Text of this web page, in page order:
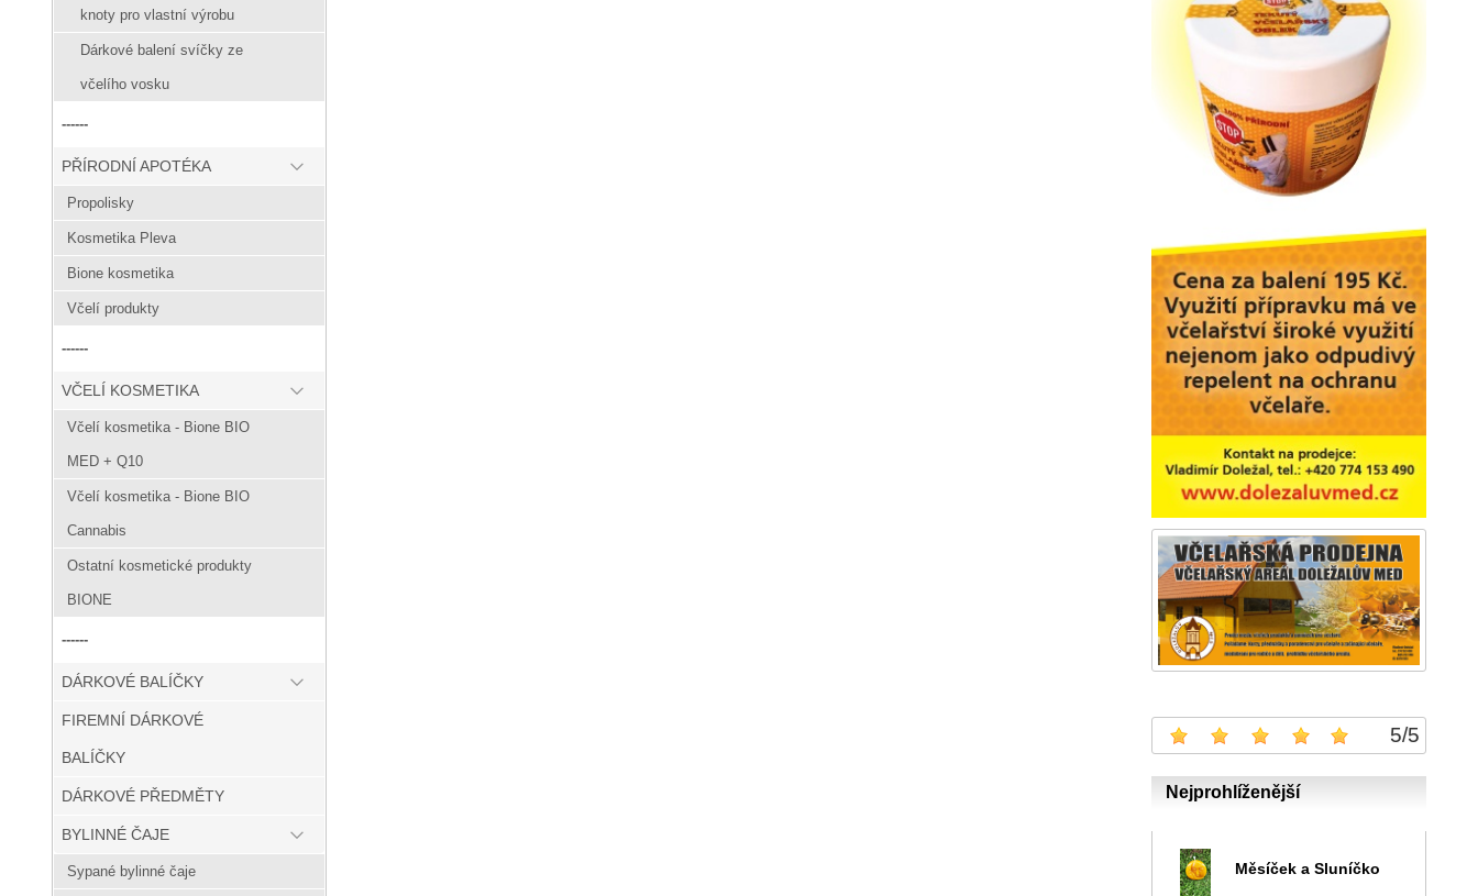
knoty pro vlastní výrobu
Dárkové balení svíčky ze
včelího vosku
------
PŘÍRODNÍ APOTÉKA
Propolisky
Kosmetika Pleva
Bione kosmetika
Včelí produkty
------
VČELÍ KOSMETIKA
Včelí kosmetika - Bione BIO
MED + Q10
Včelí kosmetika - Bione BIO
Cannabis
Ostatní kosmetické produkty
BIONE
------
DÁRKOVÉ BALÍČKY
FIREMNÍ DÁRKOVÉ
BALÍČKY
DÁRKOVÉ PŘEDMĚTY
BYLINNÉ ČAJE
Sypané bylinné čaje
5/5
Nejprohlíženější
Měsíček a Sluníčko